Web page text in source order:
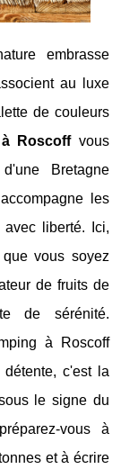
embrasse
au luxe
de couleurs
Roscoffvous
Bretagne
les
liberté. Ici,
vous soyez
de fruits de
de sérénité.
à Roscoff
c'est la
le signe du
vous à
et à écrire